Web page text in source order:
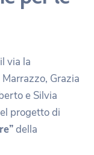
via la
Grazia
e Silvia
progetto di
della